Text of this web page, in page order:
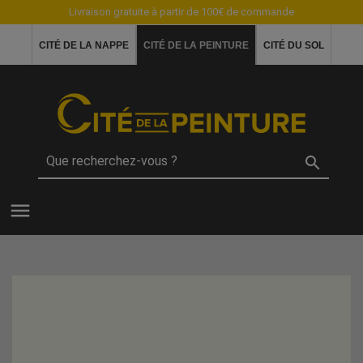
Livraison gratuite à partir de 100€ de commande
CITÉ DE LA NAPPE CITÉ DE LA PEINTURE CITÉ DU SOL

menu